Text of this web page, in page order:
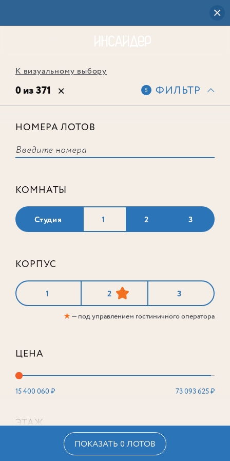
К визуальному выбору
0 из 371 5 ФИЛЬТР
НОМЕРА ЛОТОВ
КОМНАТЫ
Студия 1 2 3
КОРПУС
1 2 3
★— под управлением гостиничного оператора
ЦЕНА
15 400 060 ₽ 73 093 625 ₽
ЭТАЖ
ПОКАЗАТЬ 0 ЛОТОВ
соответствует ни одного лота